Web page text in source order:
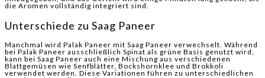
die Aromen vollständig integriert sind.
Unterschiede zu Saag Paneer
Manchmal wird Palak Paneer mit Saag Paneer verwechselt. Während
bei Palak Paneer ausschließlich Spinat als grüne Basis genutzt wird,
kann bei Saag Paneer auch eine Mischung aus verschiedenen
Blattgemüsen wie Senfblätter, Bockshornklee und Brokkoli
verwendet werden. Diese Variationen führen zu unterschiedlichen